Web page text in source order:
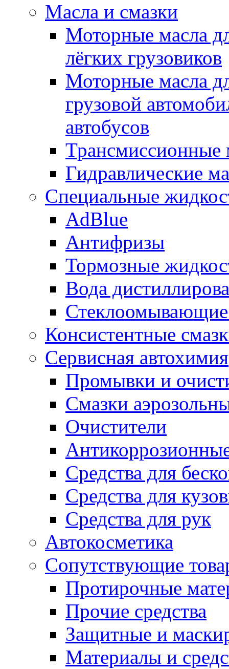
Масла и смазки
Моторные масла
лёгких грузовиков
Моторные масла
грузовой
автобусов
Трансмиссионные
Гидравлические
Специальные
AdBlue
Антифризы
Тормозные
Вода
Консистентные
Сервисная автохимия
Промывки и
Смазки
Очистители
Средства для
Средства для
Средства для рук
Автокосметика
Сопутствующие
Протирочные
Прочие средства
Защитные и
Материалы и